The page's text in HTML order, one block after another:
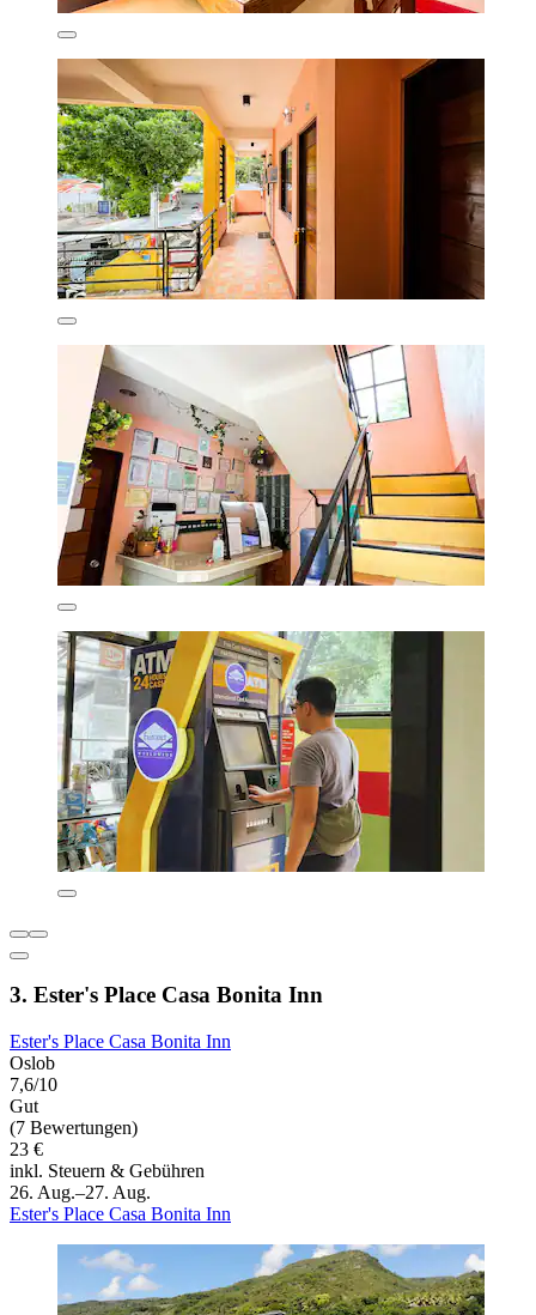
3. Ester's Place Casa Bonita Inn
Ester's Place Casa Bonita Inn
Oslob
7,6/10
Gut
(7 Bewertungen)
23 €
inkl. Steuern & Gebühren
26. Aug.–27. Aug.
Ester's Place Casa Bonita Inn